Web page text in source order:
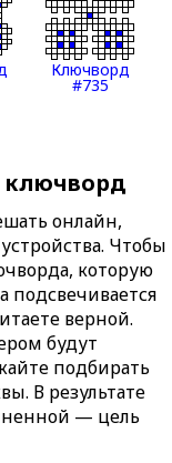
Ключворд
#735
ключворд
онлайн,
Чтобы
которую
подсвечивается
верной.
будут
подбирать
В результате
— цель